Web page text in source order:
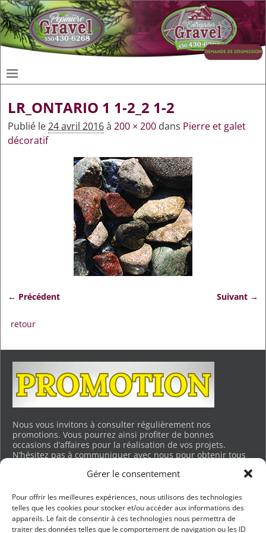
Gérer le consentement
Pour offrir les meilleures expériences, nous utilisons des technologies
telles que les cookies pour stocker et/ou accéder aux informations des
appareils. Le fait de consentir à ces technologies nous permettra de
traiter des données telles que le comportement de navigation ou les ID
LR_ONTARIO 1 1-2_2 1-2
Publié le24 avril 2016à200 × 200 dans Pierre et galet
décoratif
← Précédent Suivant →
retour
Nous vous invitons à consulter régulièrement nos
promotions. Vous pourrez ainsi profiter de bonnes
occasions d’affaires pour la réalisation de vos projets.
N’hésitez pas à communiquer avec nous pour obtenir tous
BUREAU DES VENTES ET CHARGEMENT